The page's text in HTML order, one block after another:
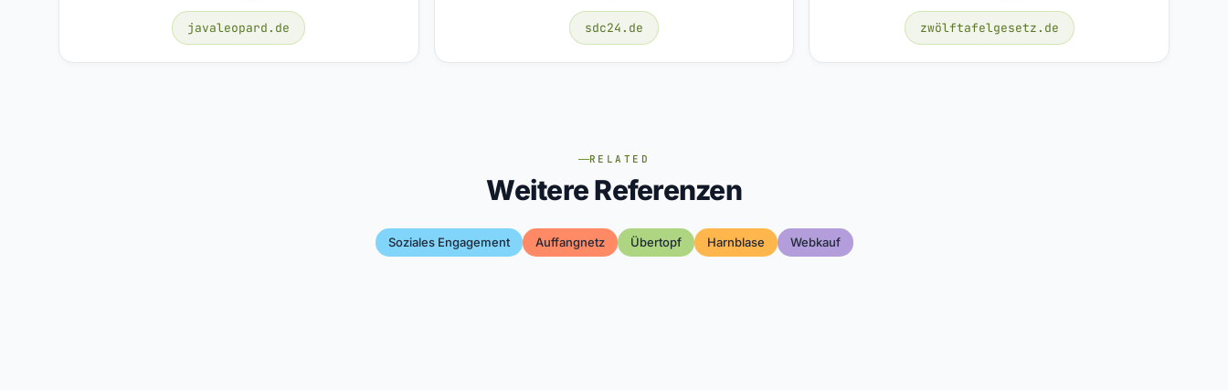
javaleopard.de sdc24.de zwölftafelgesetz.de
RELATED
Weitere Referenzen
Soziales Engagement Auffangnetz Übertopf Harnblase Webkauf